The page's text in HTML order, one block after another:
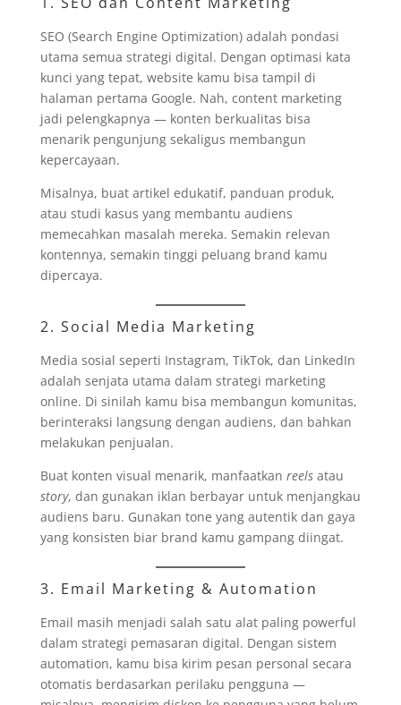
SEO (Search Engine Optimization) adalah pondasi
utama semua strategi digital. Dengan optimasi kata
kunci yang tepat, website kamu bisa tampil di
halaman pertama Google. Nah, content marketing
jadi pelengkapnya — konten berkualitas bisa
menarik pengunjung sekaligus membangun
kepercayaan.
Misalnya, buat artikel edukatif, panduan produk,
atau studi kasus yang membantu audiens
memecahkan masalah mereka. Semakin relevan
kontennya, semakin tinggi peluang brand kamu
dipercaya.
2. Social Media Marketing
Media sosial seperti Instagram, TikTok, dan LinkedIn
adalah senjata utama dalam strategi marketing
online. Di sinilah kamu bisa membangun komunitas,
berinteraksi langsung dengan audiens, dan bahkan
melakukan penjualan.
Buat konten visual menarik, manfaatkan reelsatau
story, dan gunakan iklan berbayar untuk menjangkau
audiens baru. Gunakan tone yang autentik dan gaya
yang konsisten biar brand kamu gampang diingat.
3. Email Marketing & Automation
Email masih menjadi salah satu alat paling powerful
dalam strategi pemasaran digital. Dengan sistem
automation, kamu bisa kirim pesan personal secara
otomatis berdasarkan perilaku pengguna —